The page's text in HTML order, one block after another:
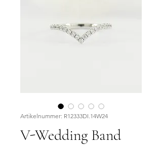
Artikelnummer: R12333DI.14W24
V-Wedding Band